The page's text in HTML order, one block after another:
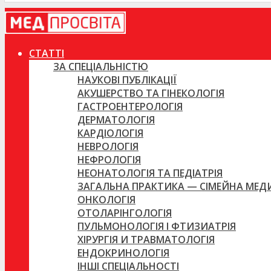
СТАТТІ
ЗА СПЕЦІАЛЬНІСТЮ
НАУКОВІ ПУБЛІКАЦІЇ
АКУШЕРСТВО ТА ГІНЕКОЛОГІЯ
ГАСТРОЕНТЕРОЛОГІЯ
ДЕРМАТОЛОГІЯ
КАРДІОЛОГІЯ
НЕВРОЛОГІЯ
НЕФРОЛОГІЯ
НЕОНАТОЛОГІЯ ТА ПЕДІАТРІЯ
ЗАГАЛЬНА ПРАКТИКА — СІМЕЙНА
ОНКОЛОГІЯ
ОТОЛАРІНГОЛОГІЯ
ПУЛЬМОНОЛОГІЯ І ФТИЗИАТРІЯ
ХІРУРГІЯ И ТРАВМАТОЛОГІЯ
ЕНДОКРИНОЛОГІЯ
ІНШІ СПЕЦІАЛЬНОСТІ